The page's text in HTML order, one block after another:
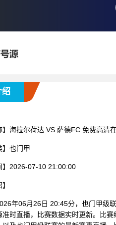
绍
海拉尔荷达 VS 萨德FC 免费高清
也门甲
2026-07-10 21:00:00
年06月26日 20:45分，也门甲级
准时直播，比赛数据实时更新。比